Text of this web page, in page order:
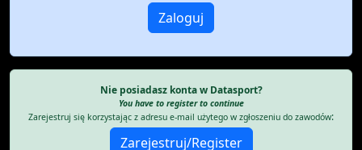
Nie posiadasz konta w Datasport?
You have to register to continue
Zarejestruj się korzystając z adresu e-mail użytego w zgłoszeniu do zawodów: